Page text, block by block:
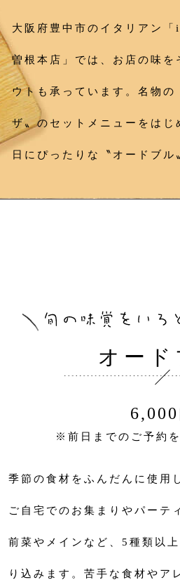
大阪府豊中市のイタリアン
曽根本店」では、お店の味を
ウトも承っています。名物
ザ〟のセットメニューをは
日にぴったりな〝オードブル
オード
6,000
※前日までのご予約
季節の食材をふんだんに使用
ご自宅でのお集まりやパーテ
前菜やメインなど、5種類以
り込みます。苦手な食材やア